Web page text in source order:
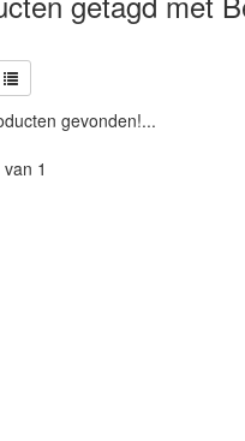
gevonden!...
1